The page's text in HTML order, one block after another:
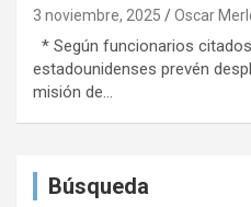
3 noviembre, 2025 Oscar
* Según funcionarios
estadounidenses prevén
misión de…
Búsqueda